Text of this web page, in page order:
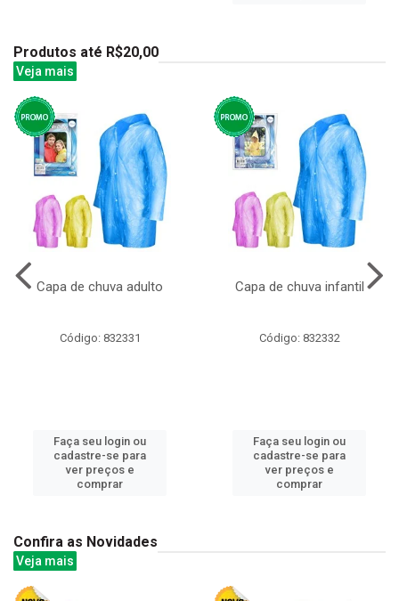
Produtos até R$20,00
Veja mais
Capa de chuva adulto
Código: 832331
Faça seu login ou
cadastre-se para
ver preços e
comprar
Capa de chuva infantil
Código: 832332
Faça seu login ou
cadastre-se para
ver preços e
comprar
Confira as Novidades
Veja mais